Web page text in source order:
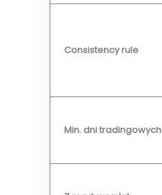
Consistency rule
Min. dni tradingowych